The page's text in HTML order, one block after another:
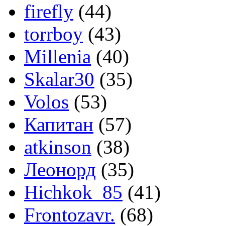
firefly (44)
torrboy (43)
Millenia (40)
Skalar30 (35)
Volos (53)
Капитан (57)
atkinson (38)
Леонорд (35)
Hichkok_85 (41)
Frontozavr. (68)